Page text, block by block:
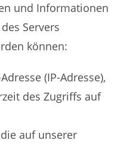
und Informationen
Servers
können:
(IP-Adresse),
des Zugriffs auf
auf unserer